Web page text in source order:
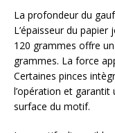
La profondeur du
L’épaisseur du
120 grammes offre
grammes. La force
Certaines pinces
l’opération et
surface du motif.